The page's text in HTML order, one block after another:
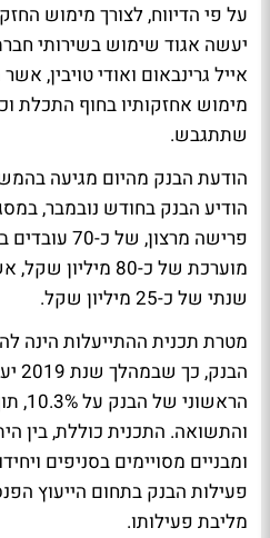
על פי הדיווח, לצורך מימוש
יעשה אגוד שימוש בשירותי
אייל גרינבאום ואודי טויבין,
מימוש אחזקותיו בחוף התכלת
שתתגבש.
הודעת הבנק מהיום מגיעה
הודיע הבנק בחודש נובמבר,
מוערכת של כ-80
שנתי של כ-25 מיליון שקל.
מטרת תכנית ההתייעלות הינה
והתשואה. התכנית כוללת, בין
ומבניים מסויימים בסניפים
פעילות הבנק בתחום הייעוץ
מליבת פעילותו.